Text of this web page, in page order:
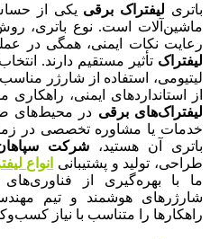
باتری لیفتراک برقی یکی از
ماشین‌آلات است. نوع باتری،
رعایت نکات ایمنی، همگی در
لیفتراک تأثیر مستقیم دارند.
لیتیومی، استفاده از شارژر
از استانداردهای ایمنی، راهکاری
لیفتراک‌های برقی در محیط‌های
خدمات یا مشاوره تخصصی در
باتری آن هستید، شرکت سپاهان
طراحی، تولید و پشتیبانی انواع
ما با بهره‌گیری از فناوری‌های
شارژرهای هوشمند و تیم
راهکارها را متناسب با نیاز